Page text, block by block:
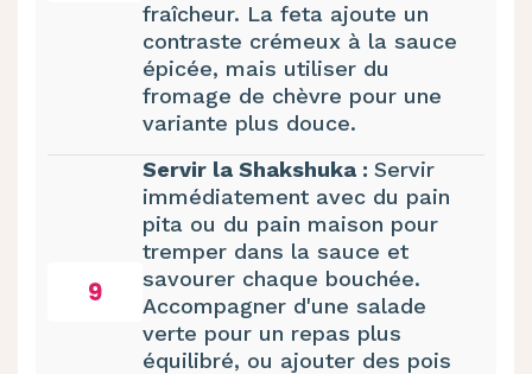
fraîcheur. La feta ajoute un
contraste crémeux à la sauce
épicée, mais utiliser du
fromage de chèvre pour une
variante plus douce.
9
Servir la Shakshuka : Servir
immédiatement avec du pain
pita ou du pain maison pour
tremper dans la sauce et
savourer chaque bouchée.
Accompagner d'une salade
verte pour un repas plus
équilibré, ou ajouter des pois